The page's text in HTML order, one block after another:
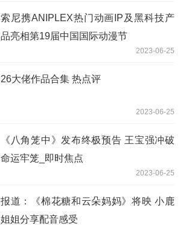
索尼携ANIPLEX热门动画IP及黑科技产
品亮相第19届中国国际动漫节
2023-06-25
26大佬作品合集 热点评
2023-06-25
《八角笼中》发布终极预告 王宝强冲破
命运牢笼_即时焦点
2023-06-25
报道：《棉花糖和云朵妈妈》将映 小鹿
姐姐分享配音感受